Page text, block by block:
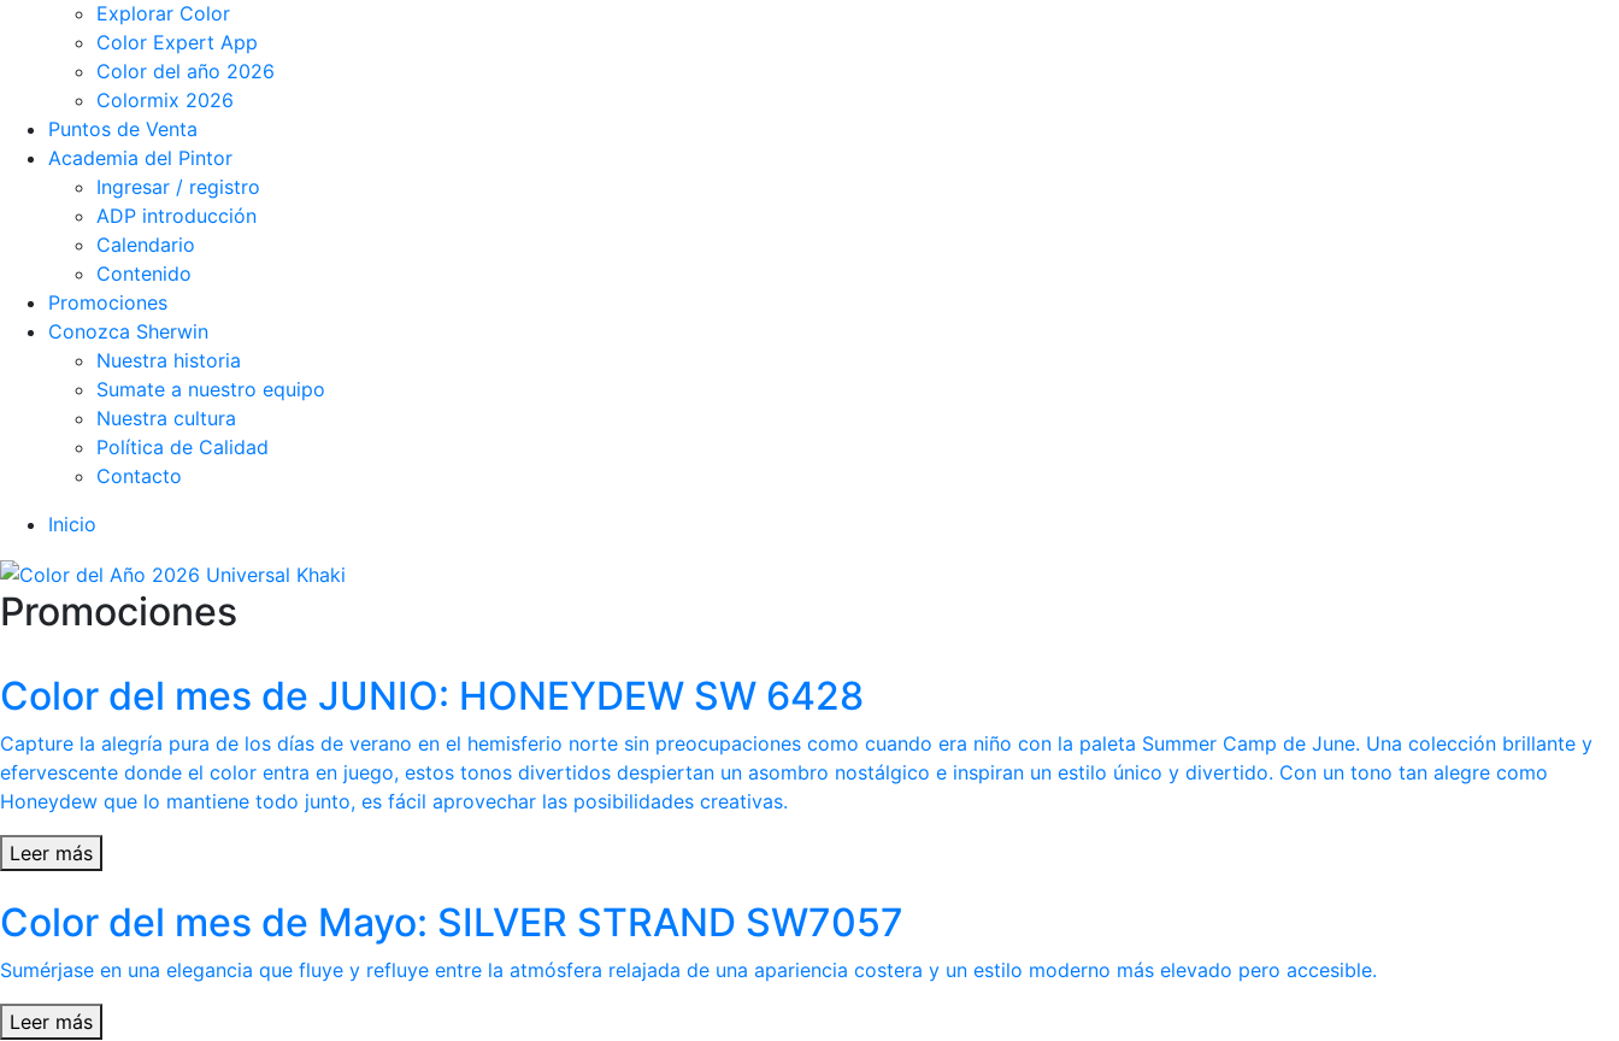
Explorar Color
Color Expert App
Color del año 2026
Colormix 2026
Puntos de Venta
Academia del Pintor
Ingresar / registro
ADP introducción
Calendario
Contenido
Promociones
Conozca Sherwin
Nuestra historia
Sumate a nuestro equipo
Nuestra cultura
Política de Calidad
Contacto
Inicio
Promociones
Color del mes de JUNIO: HONEYDEW SW 6428
Capture la alegría pura de los días de verano en el hemisferio norte sin preocupaciones como cuando era niño con la paleta Summer Camp de June. Una colección brillante y
efervescente donde el color entra en juego, estos tonos divertidos despiertan un asombro nostálgico e inspiran un estilo único y divertido. Con un tono tan alegre como
Honeydew que lo mantiene todo junto, es fácil aprovechar las posibilidades creativas.
Leer más
Color del mes de Mayo: SILVER STRAND SW7057
Sumérjase en una elegancia que fluye y refluye entre la atmósfera relajada de una apariencia costera y un estilo moderno más elevado pero accesible.
Leer más